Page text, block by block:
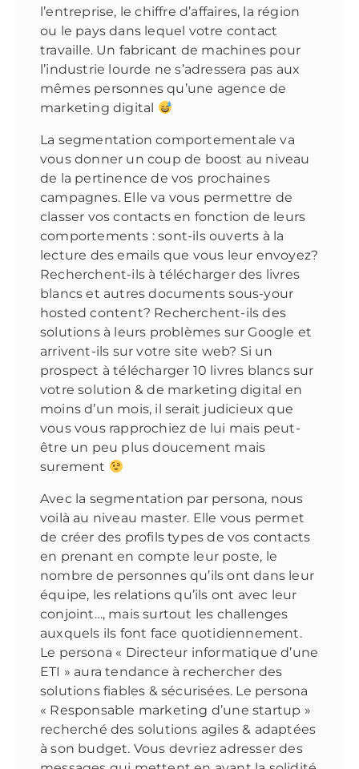
l’entreprise, le chiffre d’affaires, la région
ou le pays dans lequel votre contact
travaille. Un fabricant de machines pour
l’industrie lourde ne s’adressera pas aux
mêmes personnes qu’une agence de
marketing digital
La segmentation comportementale va
vous donner un coup de boost au niveau
de la pertinence de vos prochaines
campagnes. Elle va vous permettre de
classer vos contacts en fonction de leurs
comportements : sont-ils ouverts à la
lecture des emails que vous leur envoyez?
Recherchent-ils à télécharger des livres
blancs et autres documents sous-your
hosted content? Recherchent-ils des
solutions à leurs problèmes sur Google et
arrivent-ils sur votre site web? Si un
prospect à télécharger 10 livres blancs sur
votre solution & de marketing digital en
moins d’un mois, il serait judicieux que
vous vous rapprochiez de lui mais peut-
être un peu plus doucement mais
surement
Avec la segmentation par persona, nous
voilà au niveau master. Elle vous permet
de créer des profils types de vos contacts
en prenant en compte leur poste, le
nombre de personnes qu’ils ont dans leur
équipe, les relations qu’ils ont avec leur
conjoint…, mais surtout les challenges
auxquels ils font face quotidiennement.
Le persona « Directeur informatique d’une
ETI » aura tendance à rechercher des
solutions fiables & sécurisées. Le persona
« Responsable marketing d’une startup »
recherché des solutions agiles & adaptées
à son budget. Vous devriez adresser des